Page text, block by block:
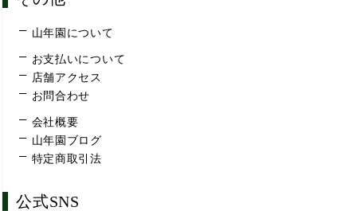
山年園について
お支払いについて
店舗アクセス
お問合わせ
会社概要
山年園ブログ
特定商取引法
公式SNS